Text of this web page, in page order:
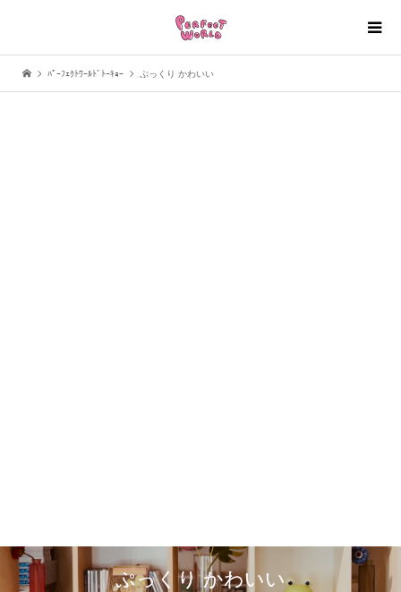
ﾊﾟｰﾌｪｸﾄﾜｰﾙﾄﾞﾄｰｷｮｰ ぷっくり かわいい
ぷっくり かわいい